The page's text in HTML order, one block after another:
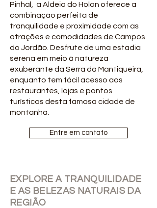
Pinhal, a Aldeia do Holon oferece a
combinação perfeita de
tranquilidade e proximidade com as
atrações e comodidades de Campos
do Jordão. Desfrute de uma estadia
serena em meio à natureza
exuberante da Serra da Mantiqueira,
enquanto tem fácil acesso aos
restaurantes, lojas e pontos
turísticos desta famosa cidade de
montanha.
Entre em contato
EXPLORE A TRANQUILIDADE
E AS BELEZAS NATURAIS DA
REGIÃO